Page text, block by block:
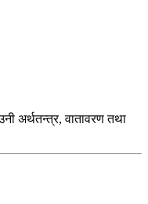
अर्थतन्त्र, वातावरण तथा